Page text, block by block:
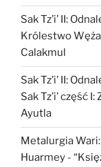
Sak Tz’i’ II:
Królestwo
Calakmul
Sak Tz’i’ II:
Sak Tz’i’ część
Ayutla
Metalurgia
Huarmey -